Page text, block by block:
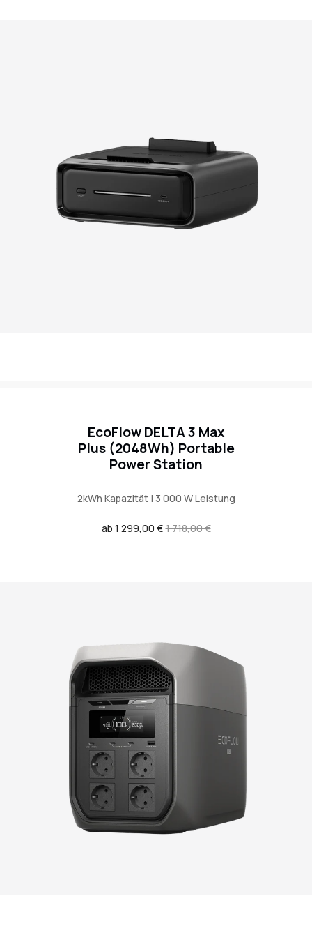
EcoFlow DELTA 3 Max
Plus (2048Wh) Portable
Power Station
2kWh Kapazität | 3 000 W Leistung
Verkaufspreis
ab 1 299,00 € Regulärer
1 718,00 €